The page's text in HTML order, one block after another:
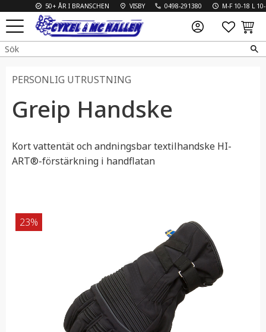
Meny
50+ ÅR I BRANSCHEN VISBY 0498-291380 M-F 10-18 L 10-13
PERSONLIG UTRUSTNING
Greip Handske
​Kort vattentät och andningsbar textilhandske HI-
ART®-förstärkning i handflatan
23%